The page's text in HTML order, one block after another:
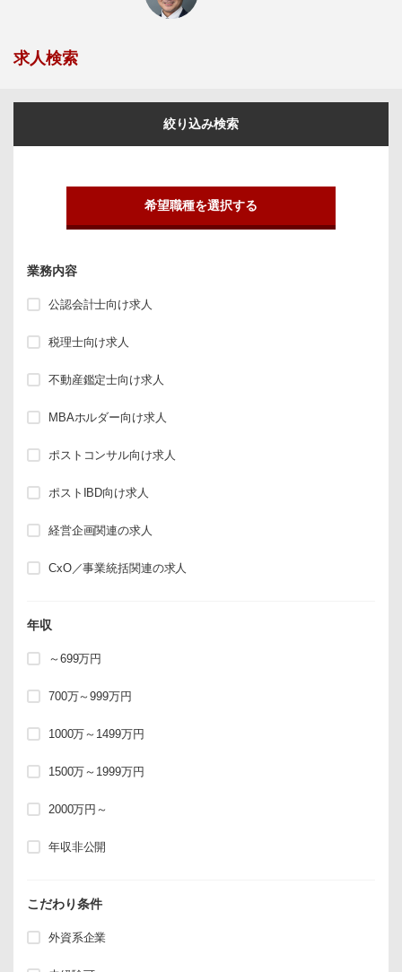
求人検索
絞り込み検索
希望職種を選択する
業務内容
公認会計士向け求人
税理士向け求人
不動産鑑定士向け求人
MBAホルダー向け求人
ポストコンサル向け求人
ポストIBD向け求人
経営企画関連の求人
CxO／事業統括関連の求人
年収
～699万円
700万～999万円
1000万～1499万円
1500万～1999万円
2000万円～
年収非公開
こだわり条件
外資系企業